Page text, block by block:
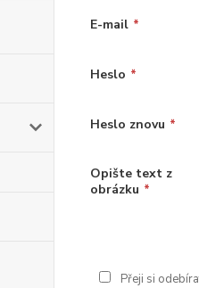
E-mail *
Heslo *
Heslo znovu *
Opište text z
obrázku *
Přeji si